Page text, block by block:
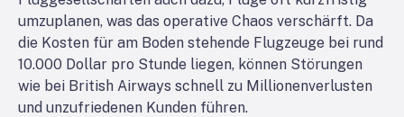
umzuplanen, was das operative Chaos verschärft. Da
die Kosten für am Boden stehende Flugzeuge bei rund
10.000 Dollar pro Stunde liegen, können Störungen
wie bei British Airways schnell zu Millionenverlusten
und unzufriedenen Kunden führen.